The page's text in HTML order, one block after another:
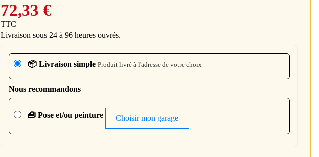
72,33 €
TTC
Livraison sous 24 à 96 heures ouvrés.
📦 Livraison simple Produit livré à l'adresse de votre choix
Nous recommandons
🧰 Pose et/ou peinture Choisir mon garage